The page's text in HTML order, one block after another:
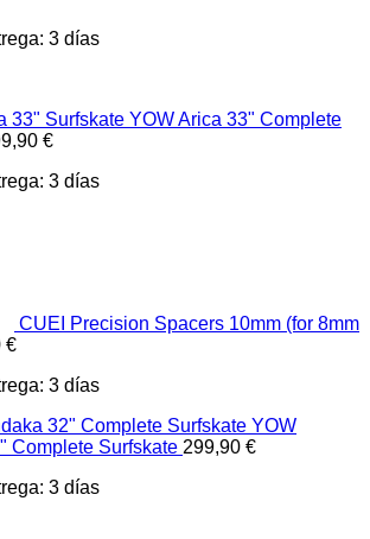
3 días
YOW Arica 33" Complete
€
3 días
CUEI Precision Spacers 10mm (for 8mm
€
3 días
YOW
Complete Surfskate 299,90 €
3 días